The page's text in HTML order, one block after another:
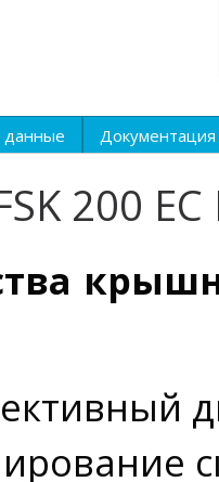
данные Документация
200